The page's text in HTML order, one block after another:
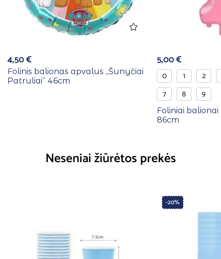
4,50€
Folinis balionas apvalus ,,Šunyčiai
Patruliai” 46cm
5,00€
0 1
2
7
8 9
Foliniai balionai
86cm
Neseniai žiūrėtos prekės
-20%